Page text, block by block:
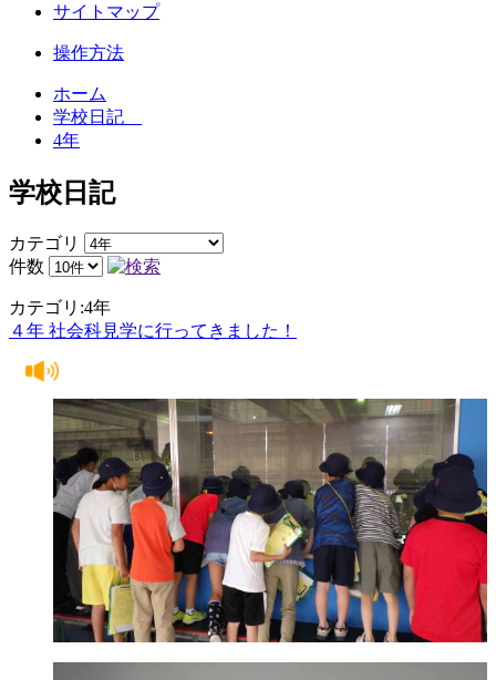
サイトマップ
操作方法
ホーム
学校日記
4年
学校日記
カテゴリ
件数
カテゴリ:4年
４年 社会科見学に行ってきました！